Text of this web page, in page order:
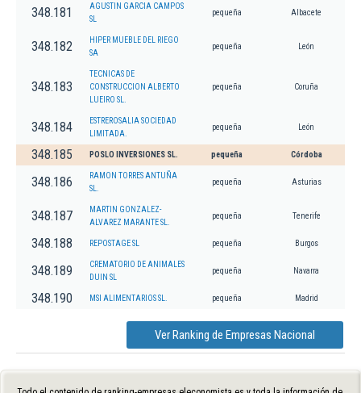
348.181
AGUSTIN GARCIA CAMPOS
SL
pequeña Albacete
348.182
HIPER MUEBLE DEL RIEGO
SA
pequeña León
348.183
TECNICAS DE
CONSTRUCCION ALBERTO
LUEIRO SL.
pequeña Coruña
348.184
ESTREROSALIA SOCIEDAD
LIMITADA.
pequeña León
348.185 POSLO INVERSIONES SL. pequeña Córdoba
348.186
RAMON TORRES ANTUÑA
SL.
pequeña Asturias
348.187
MARTIN GONZALEZ-
ALVAREZ MARANTE SL.
pequeña Tenerife
348.188 REPOSTAGE SL pequeña Burgos
348.189
CREMATORIO DE ANIMALES
DUIN SL
pequeña Navarra
348.190 MSI ALIMENTARIOS SL. pequeña Madrid
Ver Ranking de Empresas Nacional